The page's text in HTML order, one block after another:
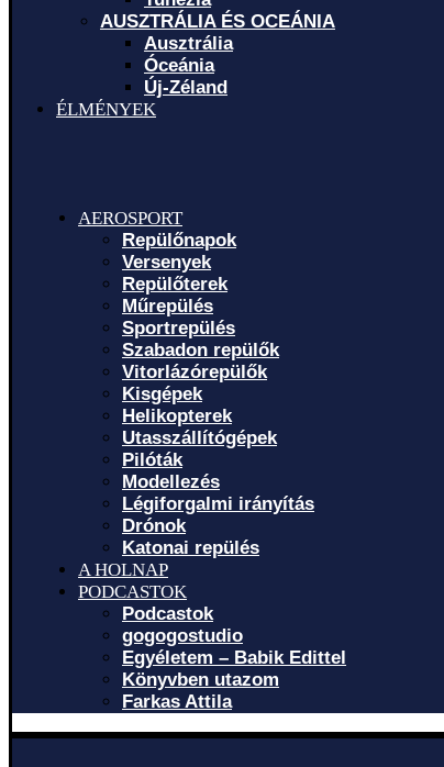
AUSZTRÁLIA ÉS OCEÁNIA
Ausztrália
Óceánia
Új-Zéland
ÉLMÉNYEK
AEROSPORT
Repülőnapok
Versenyek
Repülőterek
Műrepülés
Sportrepülés
Szabadon repülők
Vitorlázórepülők
Kisgépek
Helikopterek
Utasszállítógépek
Pilóták
Modellezés
Légiforgalmi irányítás
Drónok
Katonai repülés
A HOLNAP
PODCASTOK
Podcastok
gogogostudio
Egyéletem – Babik Edittel
Könyvben utazom
Farkas Attila